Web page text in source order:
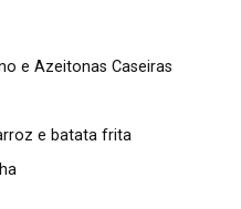
e Azeitonas Caseiras
e batata frita